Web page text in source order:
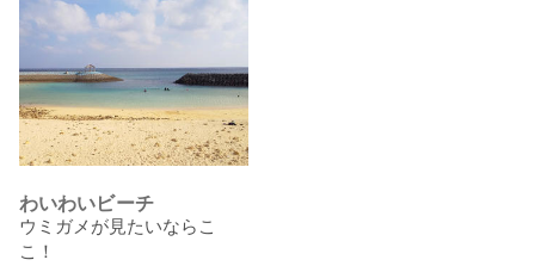
わいわいビーチ
ウミガメが見たいならこ
こ！